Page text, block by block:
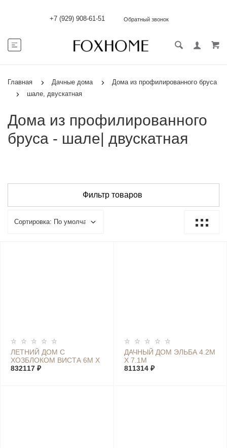
+7 (929) 908-61-51 Обратный звонок
Главная Дачные дома
Дома из профилированного бруса
шале, двускатная
Дома из профилированного
бруса - шале| двускатная
Фильтр товаров
ЛЕТНИЙ ДОМ С
ХОЗБЛОКОМ ВИСТА 6М Х
7,4М
832117 ₽
ДАЧНЫЙ ДОМ ЭЛЬБА 4.2М
Х 7.1М
811314 ₽